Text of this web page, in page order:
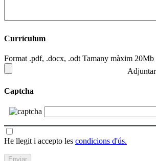
Currículum
Format .pdf, .docx, .odt Tamany màxim 20Mb
Captcha
He llegit i accepto les condicions d'ús.